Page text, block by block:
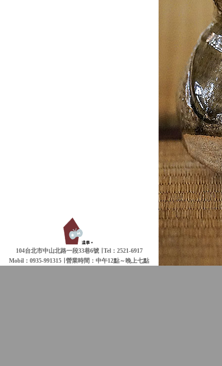
104台北市中山北路一段33巷6號 ∣ Tel：2521-6917
Mobil：0935-991315 ∣
營業時間：中午12點～晚上七點